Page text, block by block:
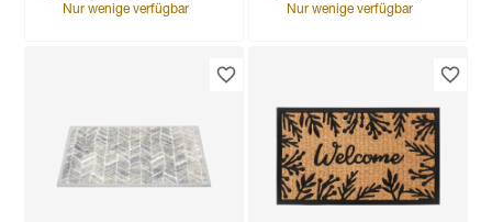
Nur wenige verfügbar Nur wenige verfügbar